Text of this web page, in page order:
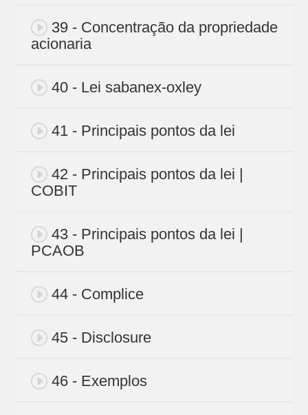
39 - Concentração da propriedade
acionaria
40 - Lei sabanex-oxley
41 - Principais pontos da lei
42 - Principais pontos da lei |
COBIT
43 - Principais pontos da lei |
PCAOB
44 - Complice
45 - Disclosure
46 - Exemplos